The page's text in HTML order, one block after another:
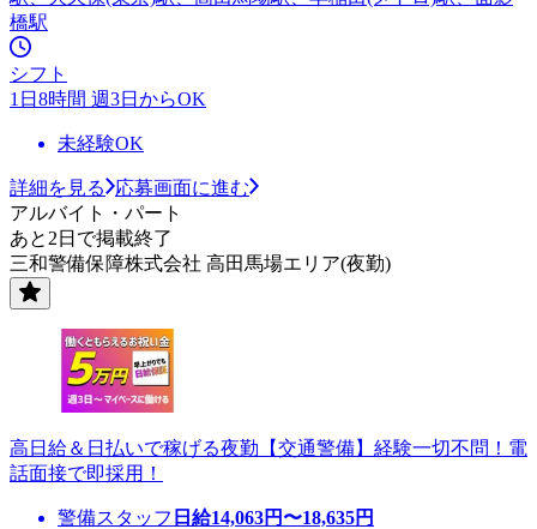
橋駅
シフト
1日8時間 週3日からOK
未経験OK
詳細を見る
応募画面に進む
アルバイト・パート
あと2日で掲載終了
三和警備保障株式会社 高田馬場エリア(夜勤)
高日給＆日払いで稼げる夜勤【交通警備】経験一切不問！電
話面接で即採用！
警備スタッフ 日給14,063円〜18,635円